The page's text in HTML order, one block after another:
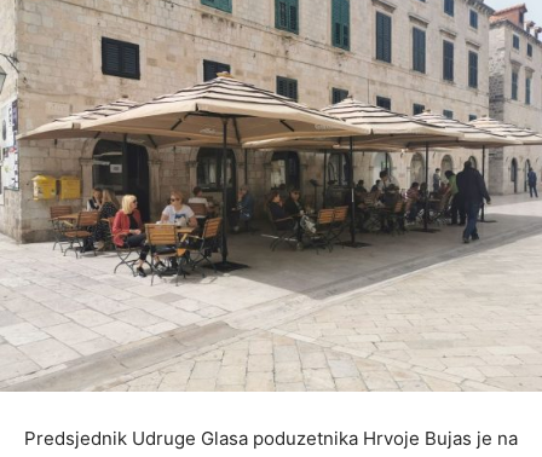
Predsjednik Udruge Glasa poduzetnika Hrvoje Bujas je na